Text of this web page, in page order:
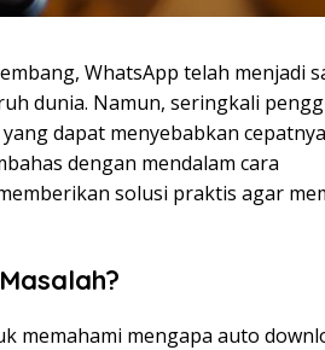
WhatsApp telah menjadi
dunia. Namun, seringkali
dapat menyebabkan cepatnya
dengan mendalam cara
solusi praktis agar
memahami mengapa auto